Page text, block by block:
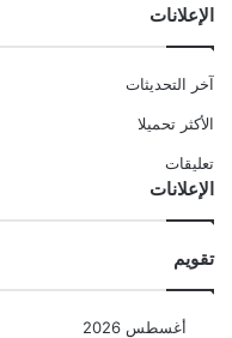
الإعلانات
آخر التحديثات
الأكثر تحميلا
تعليقات
الإعلانات
تقويم
أغسطس 2026